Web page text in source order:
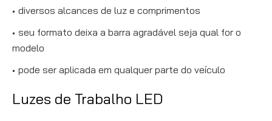
diversos alcances de luz e comprimentos
seu formato deixa a barra agradável seja qual for o
modelo
pode ser aplicada em qualquer parte do veículo
Luzes de Trabalho LED